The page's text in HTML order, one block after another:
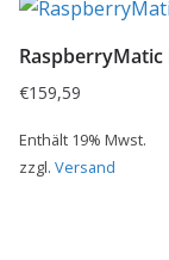
RaspberryMatic
€159,59
Enthält 19% Mwst.
zzgl. Versand